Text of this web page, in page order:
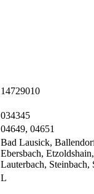
14729010
034345
04649, 04651
Bad Lausick,
Ebersbach,
Lauterbach,
L